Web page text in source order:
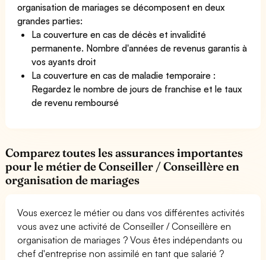
organisation de mariages se décomposent en deux
grandes parties:
La couverture en cas de décès et invalidité
permanente. Nombre d'années de revenus garantis à
vos ayants droit
La couverture en cas de maladie temporaire :
Regardez le nombre de jours de franchise et le taux
de revenu remboursé
Comparez toutes les assurances importantes
pour le métier de Conseiller / Conseillère en
organisation de mariages
Vous exercez le métier ou dans vos différentes activités
vous avez une activité de Conseiller / Conseillère en
organisation de mariages ? Vous êtes indépendants ou
chef d'entreprise non assimilé en tant que salarié ?